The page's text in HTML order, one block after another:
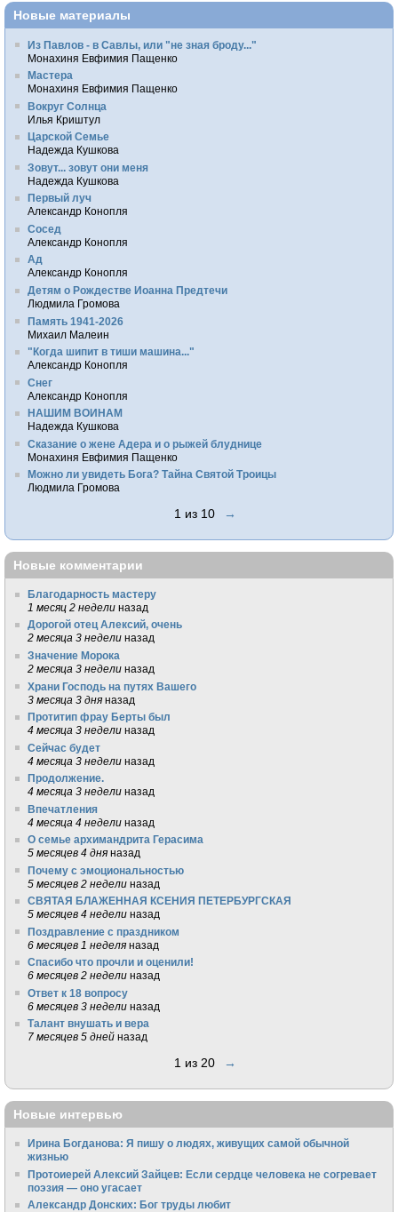
Новые материалы
Из Павлов - в Савлы, или "не зная броду..."
Монахиня Евфимия Пащенко
Мастера
Монахиня Евфимия Пащенко
Вокруг Солнца
Илья Криштул
Царской Семье
Надежда Кушкова
Зовут... зовут они меня
Надежда Кушкова
Первый луч
Александр Конопля
Сосед
Александр Конопля
Ад
Александр Конопля
Детям о Рождестве Иоанна Предтечи
Людмила Громова
Память 1941-2026
Михаил Малеин
"Когда шипит в тиши машина..."
Александр Конопля
Снег
Александр Конопля
НАШИМ ВОИНАМ
Надежда Кушкова
Сказание о жене Адера и о рыжей блуднице
Монахиня Евфимия Пащенко
Можно ли увидеть Бога? Тайна Святой Троицы
Людмила Громова
1 из 10 →
Новые комментарии
Благодарность мастеру
1 месяц 2 недели назад
Дорогой отец Алексий, очень
2 месяца 3 недели назад
Значение Морока
2 месяца 3 недели назад
Храни Господь на путях Вашего
3 месяца 3 дня назад
Протитип фрау Берты был
4 месяца 3 недели назад
Сейчас будет
4 месяца 3 недели назад
Продолжение.
4 месяца 3 недели назад
Впечатления
4 месяца 4 недели назад
О семье архимандрита Герасима
5 месяцев 4 дня назад
Почему с эмоциональностью
5 месяцев 2 недели назад
СВЯТАЯ БЛАЖЕННАЯ КСЕНИЯ ПЕТЕРБУРГСКАЯ
5 месяцев 4 недели назад
Поздравление с праздником
6 месяцев 1 неделя назад
Спасибо что прочли и оценили!
6 месяцев 2 недели назад
Ответ к 18 вопросу
6 месяцев 3 недели назад
Талант внушать и вера
7 месяцев 5 дней назад
1 из 20 →
Новые интервью
Ирина Богданова: Я пишу о людях, живущих самой обычной
жизнью
Протоиерей Алексий Зайцев: Если сердце человека не согревает
поэзия — оно угасает
Александр Донских: Бог труды любит